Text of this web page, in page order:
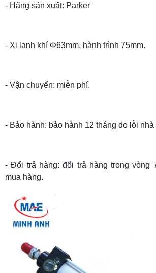
- Hãng sản xuất: Parker
- Xi lanh khí Φ63mm, hành trình 75mm.
- Vận chuyển: miễn phí.
- Bảo hành: bảo hành 12 tháng do lỗi nhà
- Đổi trả hàng: đổi trả hàng trong vòng
mua hàng.